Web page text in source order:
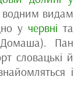
водним видам
у червні та
Домаша). Пан
словацькі й
і